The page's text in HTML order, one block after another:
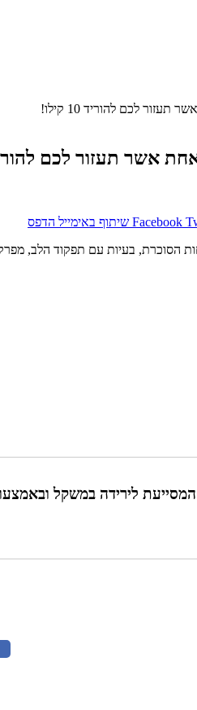
לכם להוריד 10 קילו!
תעזור לכם להוריד 10
Facebook שיתוף באימייל הדפס
הסוכרת, בעיות עם תפקוד הלב,
לירידה במשקל